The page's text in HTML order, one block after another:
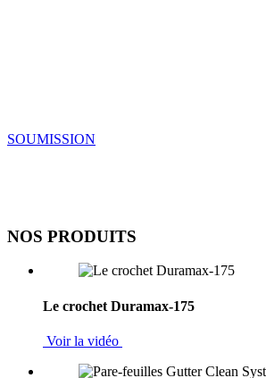
SOUMISSION
NOS PRODUITS
Le crochet Duramax-175
Voir la vidéo